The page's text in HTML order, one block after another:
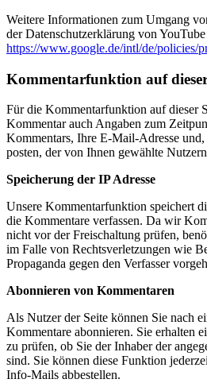
Weitere Informationen zum Umgang
der Datenschutzerklärung von
https://www.google.de/intl/de/policies/
Kommentarfunktion auf
Für die Kommentarfunktion auf dieser
Kommentar auch Angaben zum
Kommentars, Ihre E-Mail-Adresse
posten, der von Ihnen gewählte
Speicherung der IP Adresse
Unsere Kommentarfunktion speichert
die Kommentare verfassen. Da wir
nicht vor der Freischaltung prüfen,
im Falle von Rechtsverletzungen wie
Propaganda gegen den Verfasser
Abonnieren von Kommentaren
Als Nutzer der Seite können Sie nach
Kommentare abonnieren. Sie erhalten
zu prüfen, ob Sie der Inhaber der
sind. Sie können diese Funktion
Info-Mails abbestellen.